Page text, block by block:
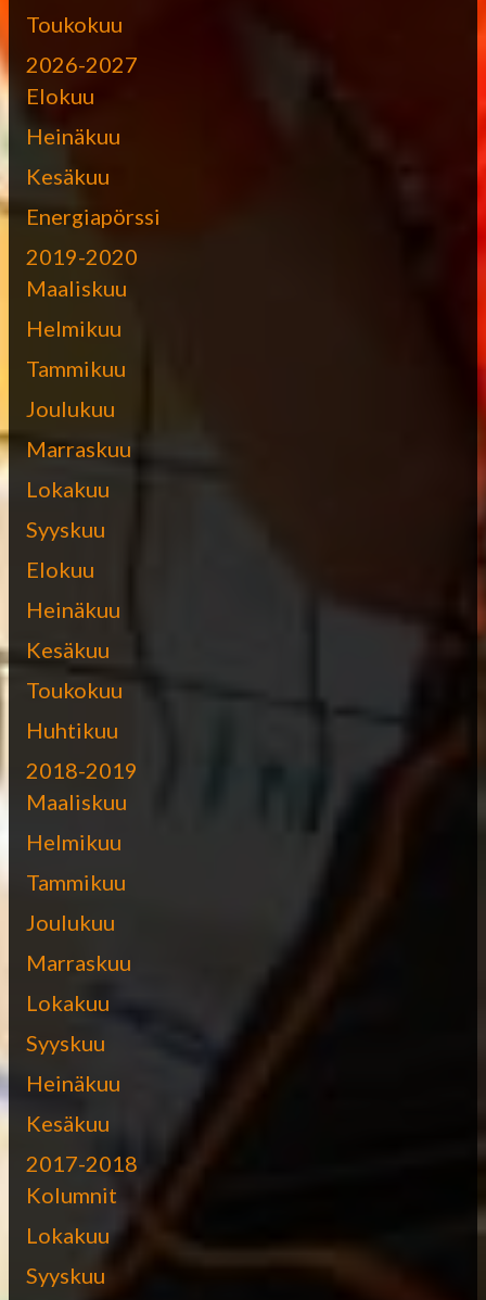
Toukokuu
2026-2027
Elokuu
Heinäkuu
Kesäkuu
Energiapörssi
2019-2020
Maaliskuu
Helmikuu
Tammikuu
Joulukuu
Marraskuu
Lokakuu
Syyskuu
Elokuu
Heinäkuu
Kesäkuu
Toukokuu
Huhtikuu
2018-2019
Maaliskuu
Helmikuu
Tammikuu
Joulukuu
Marraskuu
Lokakuu
Syyskuu
Heinäkuu
Kesäkuu
2017-2018
Kolumnit
Lokakuu
Syyskuu